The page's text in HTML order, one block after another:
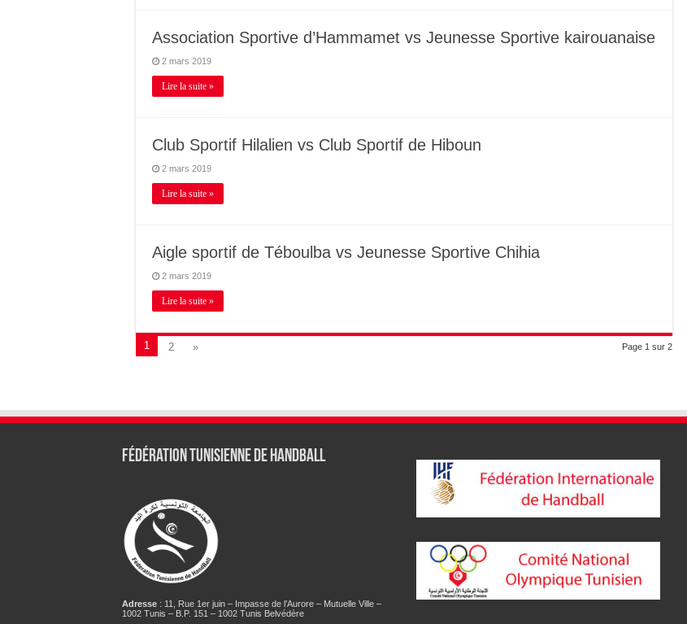
Association Sportive d’Hammamet vs Jeunesse Sportive kairouanaise
2 mars 2019
Lire la suite »
Club Sportif Hilalien vs Club Sportif de Hiboun
2 mars 2019
Lire la suite »
Aigle sportif de Téboulba vs Jeunesse Sportive Chihia
2 mars 2019
Lire la suite »
Page 1 sur 2
1 2 »
Fédération tunisienne de Handball
Adresse: 11, Rue 1er juin – Impasse de l’Aurore – Mutuelle Ville –
1002 Tunis – B.P. 151 – 1002 Tunis Belvédère